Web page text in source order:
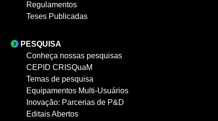
Regulamentos
Teses Publicadas
PESQUISA
Conheça nossas pesquisas
CEPID CRISQuaM
Temas de pesquisa
Equipamentos Multi-Usuários
Inovação: Parcerias de P&D
Editais Abertos